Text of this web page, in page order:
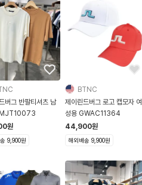
버그 반팔티셔츠 남
원
9,900원
BTNC
제이린드버그 로고 캡모자 여
성용 GWAC11364
44,900원
해외배송 9,900원